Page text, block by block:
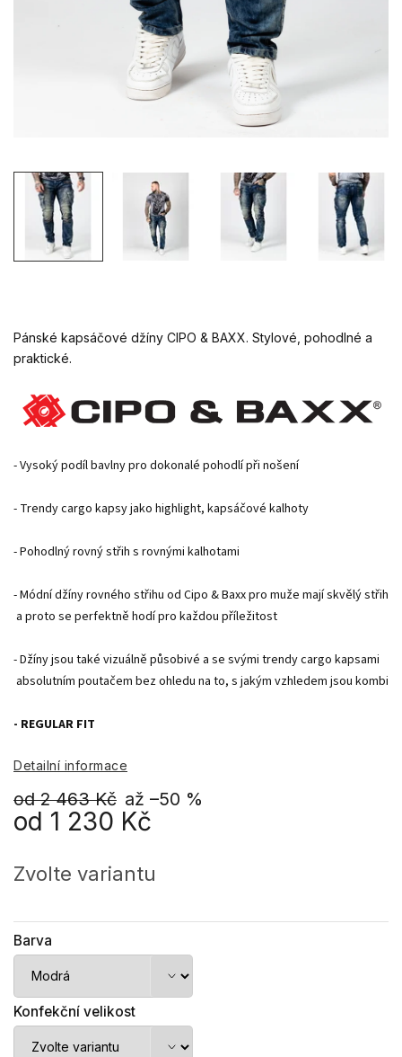
od 2 463 Kč až –50 %
od 1 230 Kč
cena:
Zvolte variantu
Barva
Konfekční velikost
Pánské kapsáčové džíny CIPO & BAXX. Stylové, pohodlné a
praktické.
- Vysoký podíl bavlny pro dokonalé pohodlí při nošení
- Trendy cargo kapsy jako highlight, kapsáčové kalhoty
- Pohodlný rovný střih s rovnými kalhotami
- Módní džíny rovného střihu od Cipo & Baxx pro muže mají skvělý střih,
a proto se perfektně hodí pro každou příležitost
- Džíny jsou také vizuálně působivé a se svými trendy cargo kapsami
absolutním poutačem bez ohledu na to, s jakým vzhledem jsou
- REGULAR FIT
Detailní informace